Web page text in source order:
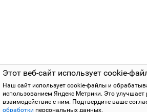
Этот веб-сайт использует cookie-
Наш сайт использует cookie-файлы и
использованием Яндекс Метрики. Это улучшает
взаимодействие с ним. Подтвердите ваше
обработки персональных данных.